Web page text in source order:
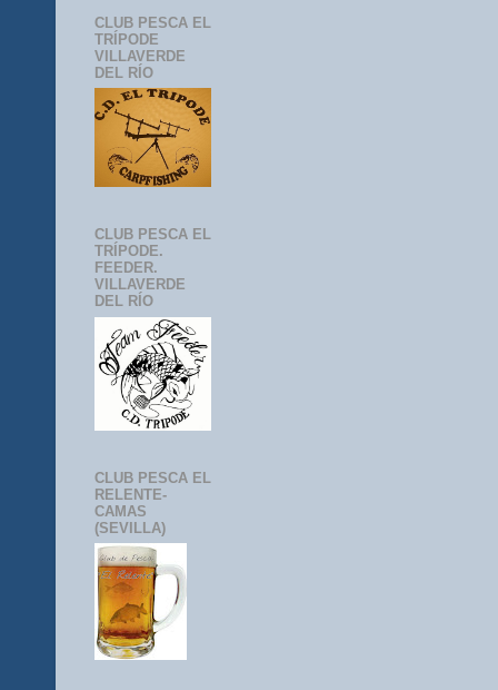
CLUB PESCA EL
TRÍPODE
VILLAVERDE
DEL RÍO
CLUB PESCA EL
TRÍPODE.
FEEDER.
VILLAVERDE
DEL RÍO
CLUB PESCA EL
RELENTE-
CAMAS
(SEVILLA)